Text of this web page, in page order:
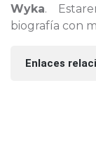
Wyka.
biografía con
Enlaces